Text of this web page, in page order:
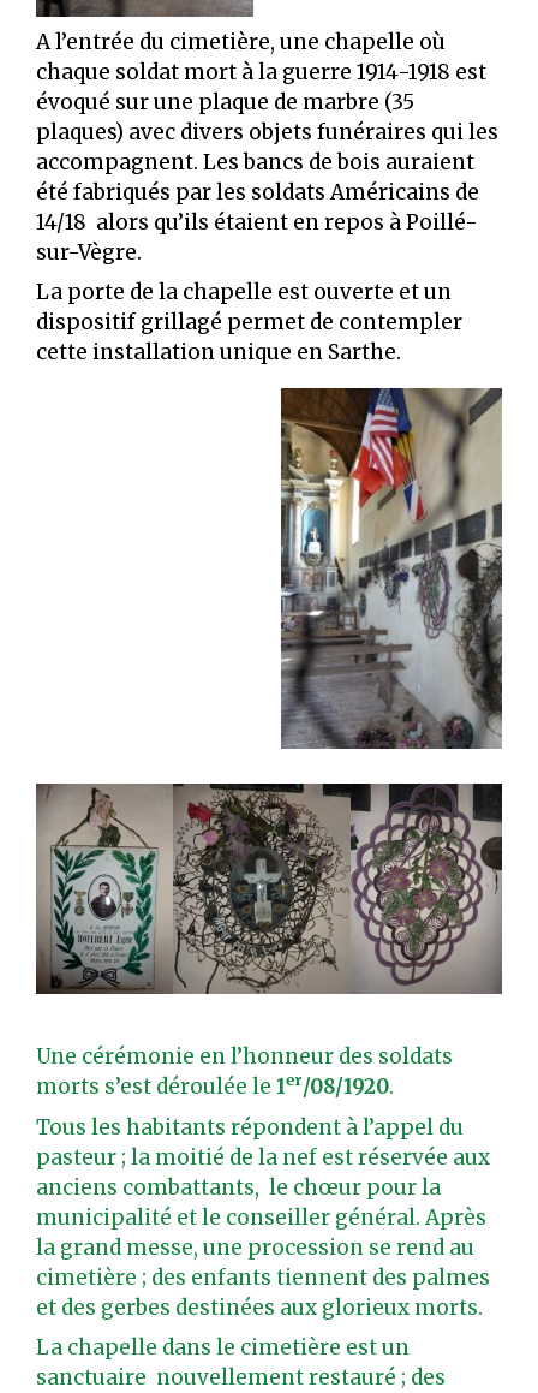
A l’entrée du cimetière, une chapelle où
chaque soldat mort à la guerre 1914-1918 est
évoqué sur une plaque de marbre (35
plaques) avec divers objets funéraires qui les
accompagnent. Les bancs de bois auraient
été fabriqués par les soldats Américains de
14/18 alors qu’ils étaient en repos à Poillé-
sur-Vègre.
La porte de la chapelle est ouverte et un
dispositif grillagé permet de contempler
cette installation unique en Sarthe.
Une cérémonie en l’honneur des soldats
morts s’est déroulée le 1er/08/1920.
Tous les habitants répondent à l’appel du
pasteur ; la moitié de la nef est réservée aux
anciens combattants, le chœur pour la
municipalité et le conseiller général. Après
la grand messe, une procession se rend au
cimetière ; des enfants tiennent des palmes
et des gerbes destinées aux glorieux morts.
La chapelle dans le cimetière est un
sanctuaire nouvellement restauré ; des